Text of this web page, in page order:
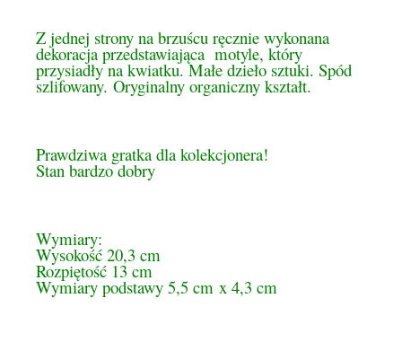
Z jednej strony na brzuścu ręcznie wykonana
dekoracja przedstawiająca motyle, który
przysiadły na kwiatku. Małe dzieło sztuki. Spód
szlifowany. Oryginalny organiczny kształt.
Prawdziwa gratka dla kolekcjonera!
Stan bardzo dobry
Wymiary:
Wysokość 20,3 cm
Rozpiętość 13 cm
Wymiary podstawy 5,5 cm x 4,3 cm